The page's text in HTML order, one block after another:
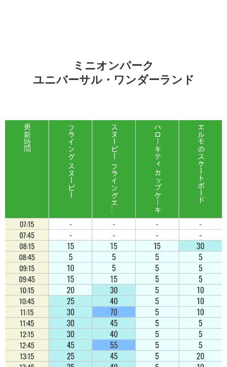
ミニオンパーク
ユニバーサル・ワンダーランド